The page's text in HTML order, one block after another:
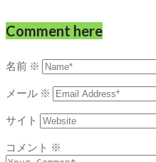
Comment here
名前 ※
メール ※
サイト
コメント ※